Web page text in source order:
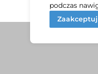
podczas